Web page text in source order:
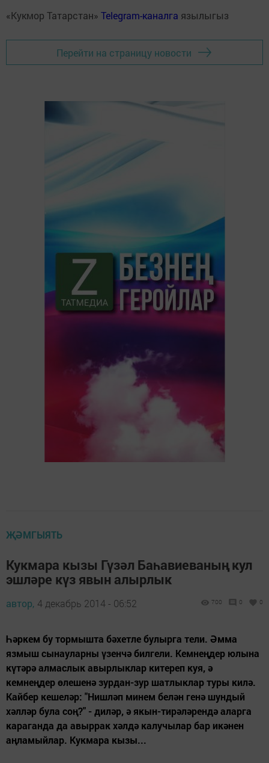
«Кукмор Татарстан» Telegram-каналга язылыгыз
Перейти на страницу новости
ҖӘМГЫЯТЬ
Кукмара кызы Гүзәл Баһавиеваның кул
эшләре күз явын алырлык
автор, 4 декабрь 2014 - 06:52 700 0 0
Һәркем бу тормышта бәхетле булырга тели. Әмма
язмыш сынауларны үзенчә билгели. Кемнеңдер юлына
күтәрә алмаслык авырлыклар китереп куя, ә
кемнеңдер өлешенә зурдан-зур шатлыклар туры килә.
Кайбер кешеләр: "Нишләп минем белән генә шундый
хәлләр була соң?" - диләр, ә якын-тирәләрендә аларга
караганда да авыррак хәлдә калучылар бар икәнен
аңламыйлар. Кукмара кызы...